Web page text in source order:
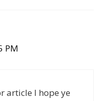
PM
article I hope ye